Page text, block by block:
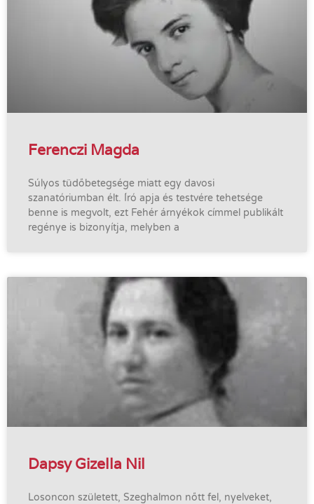
Ferenczi Magda
Súlyos tüdőbetegsége miatt egy davosi
szanatóriumban élt. Író apja és testvére tehetsége
benne is megvolt, ezt Fehér árnyékok címmel publikált
regénye is bizonyítja, melyben a
Dapsy Gizella Nil
Losoncon született, Szeghalmon nőtt fel, nyelveket,